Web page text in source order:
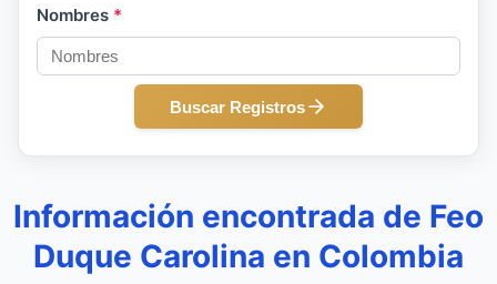
Nombres *
Buscar Registros
Información encontrada de Feo
Duque Carolina en Colombia